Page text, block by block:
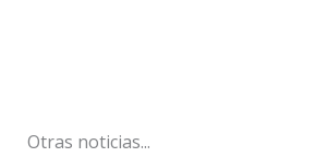
Otras noticias...